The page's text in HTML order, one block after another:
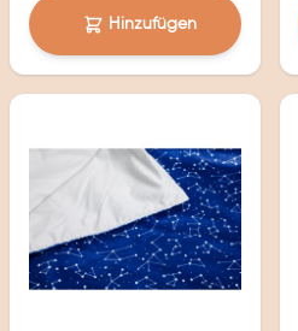
Hinzufügen